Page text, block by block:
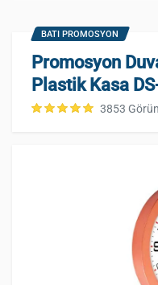
Promosyon
Plastik Kasa
3853
BATI PROMOSYON